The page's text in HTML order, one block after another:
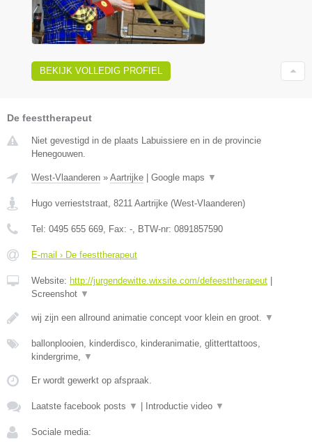
BEKIJK VOLLEDIG PROFIEL
De feesttherapeut
Niet gevestigd in de plaats Labuissiere en in de provincie
Henegouwen.
West-Vlaanderen » Aartrijke | Google maps ▼
Hugo verrieststraat 8211 Aartrijke (West-Vlaanderen)
Tel: 0495 655 669 , Fax: - , BTW-nr: 0891857590
E-mail › De feesttherapeut
Website: http://jurgendewitte.wixsite.com/defeesttherapeut |
Screenshot ▼
wij zijn een allround animatie concept voor klein en groot. ▼
ballonplooien, kinderdisco, kinderanimatie, glitterttattoos,
kindergrime,
▼
Er wordt gewerkt op afspraak.
Laatste facebook posts ▼ | Introductie video ▼
Sociale media: